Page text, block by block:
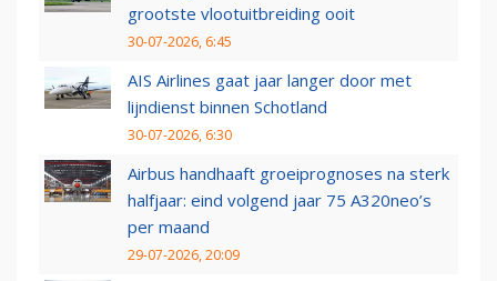
grootste vlootuitbreiding ooit
30-07-2026, 6:45
AIS Airlines gaat jaar langer door met
lijndienst binnen Schotland
30-07-2026, 6:30
Airbus handhaaft groeiprognoses na sterk
halfjaar: eind volgend jaar 75 A320neo’s
per maand
29-07-2026, 20:09